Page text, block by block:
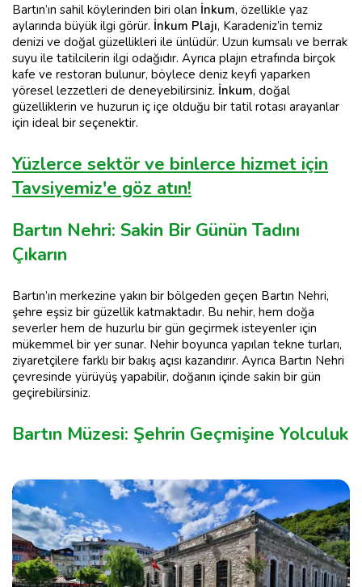
Bartın’ın sahil köylerinden biri olan İnkum, özellikle yaz
aylarında büyük ilgi görür. İnkum Plajı, Karadeniz’in temiz
denizi ve doğal güzellikleri ile ünlüdür. Uzun kumsalı ve berrak
suyu ile tatilcilerin ilgi odağıdır. Ayrıca plajın etrafında birçok
kafe ve restoran bulunur, böylece deniz keyfi yaparken
yöresel lezzetleri de deneyebilirsiniz. İnkum, doğal
güzelliklerin ve huzurun iç içe olduğu bir tatil rotası arayanlar
için ideal bir seçenektir.
Yüzlerce sektör ve binlerce hizmet için
Tavsiyemiz'e göz atın!
Bartın Nehri: Sakin Bir Günün Tadını
Çıkarın
Bartın’ın merkezine yakın bir bölgeden geçen Bartın Nehri,
şehre eşsiz bir güzellik katmaktadır. Bu nehir, hem doğa
severler hem de huzurlu bir gün geçirmek isteyenler için
mükemmel bir yer sunar. Nehir boyunca yapılan tekne turları,
ziyaretçilere farklı bir bakış açısı kazandırır. Ayrıca Bartın Nehri
çevresinde yürüyüş yapabilir, doğanın içinde sakin bir gün
geçirebilirsiniz.
Bartın Müzesi: Şehrin Geçmişine Yolculuk